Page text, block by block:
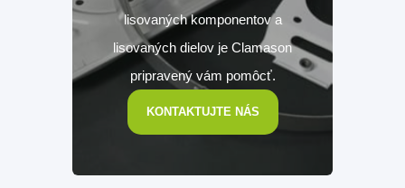
lisovaných komponentov a
lisovaných dielov je Clamason
pripravený vám pomôcť.
KONTAKTUJTE NÁS